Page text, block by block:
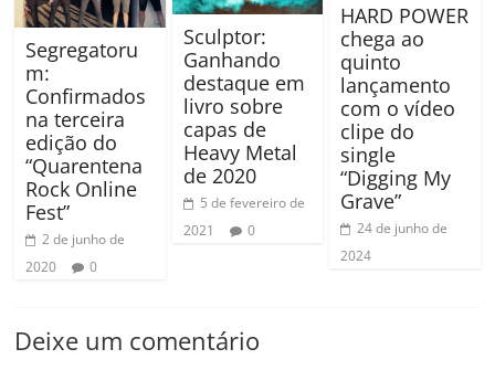
Segregatoru
m:
Confirmados
na terceira
edição do
“Quarentena
Rock Online
Fest”
2 de junho de
2020
0
Sculptor:
Ganhando
destaque em
livro sobre
capas de
Heavy Metal
de 2020
5 de fevereiro de
2021
0
HARD POWER
chega ao
quinto
lançamento
com o vídeo
clipe do
single
“Digging My
Grave”
24 de junho de
2024
Deixe um comentário